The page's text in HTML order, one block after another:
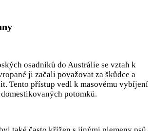
osadníků do Austrálie se vztah k
ji začali považovat za škůdce a
Tento přístup vedl k masovému vybíjení
potomků.